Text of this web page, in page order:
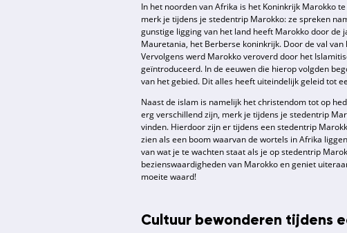
In het noorden van Afrika is het Koninkrijk Marokko
merk je tijdens je stedentrip Marokko: ze spreken
gunstige ligging van het land heeft Marokko door de
Mauretania, het Berberse koninkrijk. Door de val
Vervolgens werd Marokko veroverd door het
geïntroduceerd. In de eeuwen die hierop volgden
van het gebied. Dit alles heeft uiteindelijk geleid tot
Naast de islam is namelijk het christendom tot op
erg verschillend zijn, merk je tijdens je stedentrip
vinden. Hierdoor zijn er tijdens een stedentrip
zien als een boom waarvan de wortels in Afrika
van wat je te wachten staat als je op stedentrip
bezienswaardigheden van Marokko en geniet
moeite waard!
Cultuur bewonderen tijdens